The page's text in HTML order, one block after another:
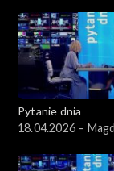
Pytanie dnia
18.04.2026 –